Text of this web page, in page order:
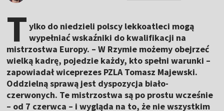
T ylko do niedzieli polscy lekkoatleci mogą
wypełniać wskaźniki do kwalifikacji na
mistrzostwa Europy. – W Rzymie możemy obejrzeć
wielką kadrę, pojedzie każdy, kto spełni warunki –
zapowiadał wiceprezes PZLA Tomasz Majewski.
Oddzielną sprawą jest dyspozycja biało-
czerwonych. Te mistrzostwa są po prostu wcześnie
– od 7 czerwca – i wygląda na to, że nie wszystkim